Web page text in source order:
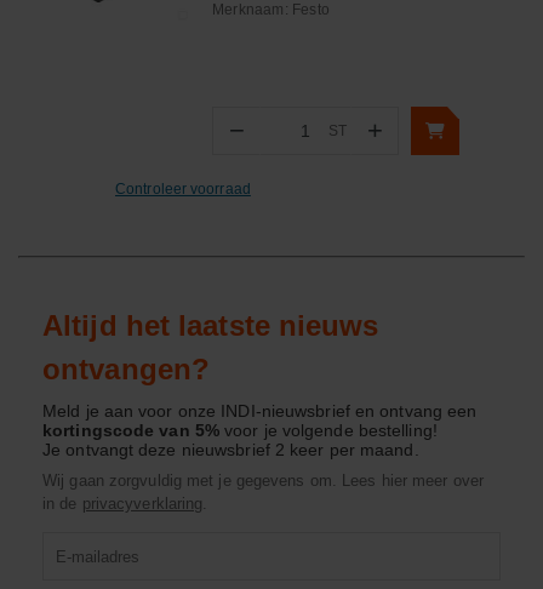
Merknaam: Festo
− Aantal
ST +
Controleer voorraad
Altijd het laatste nieuws
ontvangen?
Meld je aan voor onze INDI-nieuwsbrief en ontvang een
kortingscode van 5%voor je volgende bestelling!
Je ontvangt deze nieuwsbrief 2 keer per maand.
Wij gaan zorgvuldig met je gegevens om. Lees hier meer over
in de privacyverklaring.